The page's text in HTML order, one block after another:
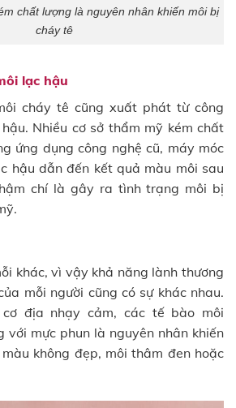
chất lượng là nguyên nhân khiến môi bị
cháy tê
lạc hậu
cháy tê cũng xuất phát từ công
Nhiều cơ sở thẩm mỹ kém chất
ứng dụng công nghệ cũ, máy móc
hậu dẫn đến kết quả màu môi sau
chí là gây ra tình trạng môi bị
khác, vì vậy khả năng lành thương
mỗi người cũng có sự khác nhau.
cơ địa nhạy cảm, các tế bào môi
với mực phun là nguyên nhân khiến
không đẹp, môi thâm đen hoặc